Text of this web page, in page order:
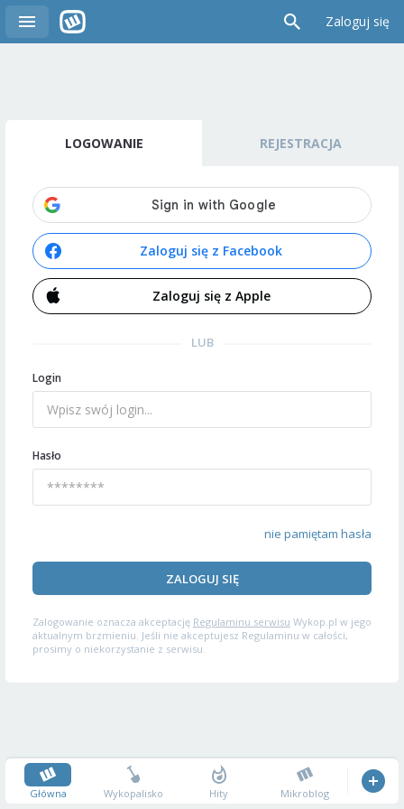
Zaloguj się
LOGOWANIE REJESTRACJA
Zaloguj się z Facebook
Zaloguj się z Apple
LUB
Login
Hasło
nie pamiętam hasła
ZALOGUJ SIĘ
Zalogowanie oznacza akceptację Regulaminu serwisu Wykop.pl w jego
aktualnym brzmieniu. Jeśli nie akceptujesz Regulaminu w całości,
prosimy o niekorzystanie z serwisu.
Główna Wykopalisko Hity Mikroblog